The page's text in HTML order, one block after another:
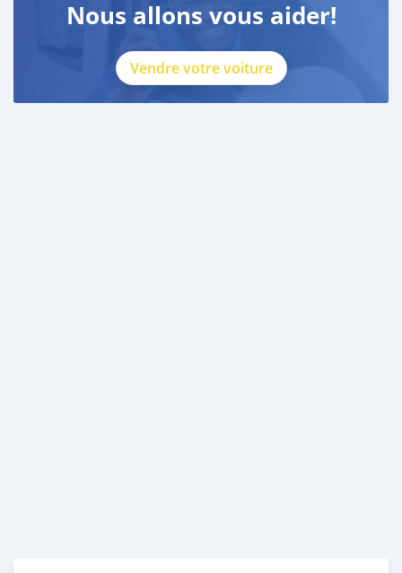
Nous allons vous aider!
Vendre votre voiture